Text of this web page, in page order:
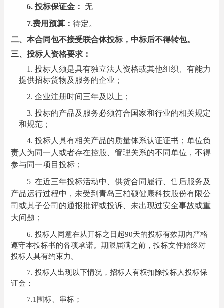
6. 投标保证金： 无
7.费用预算： 待定。
二、 本合同包不接受联合体投标，中标后不得转包。
三、 投标人资格要求：
1 . 投标人须是具有独立法人资格或其他组织、有能力
提供招标货物及服务的企业；
2. 企业注册时间三年及以上；
3. 投标的产品及服务必须符合国家和行业的相关规定
和规范；
4. 投标人具有相关产品的质量体系认证证书；单位负
责人为同一人或者存在控股、管理关系的不同单位，不得
参与同一项目投标；
5 在近三年投标活动中、供货合同履行、售后服务及
产品运行过程中，未受到青岛三柏硕健康科技股份有限公
司或其子公司的通报批评或投诉、未出现过安全事故或重
大问题；
6. 投标人同意在从开标之日起90天的投标有效期内严格
遵守本投标书的各项承诺。期限届满之前，投标文件始终对
投标人具有约束力。
7. 投标人出现以下情况，招标人有权扣除投标人投标保
证金：
7.1 围标、串标；